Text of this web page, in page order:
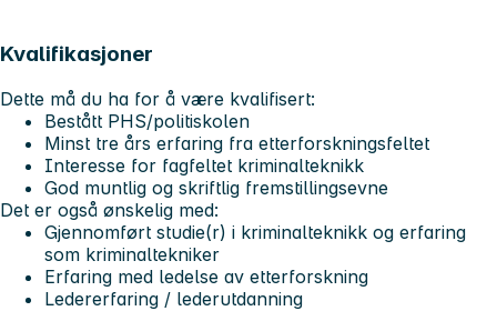
Kvalifikasjoner
Dette må du ha for å være kvalifisert:
Bestått PHS/politiskolen
Minst tre års erfaring fra etterforskningsfeltet
Interesse for fagfeltet kriminalteknikk
God muntlig og skriftlig fremstillingsevne
Det er også ønskelig med:
Gjennomført studie(r) i kriminalteknikk og erfaring
som kriminaltekniker
Erfaring med ledelse av etterforskning
Ledererfaring / lederutdanning